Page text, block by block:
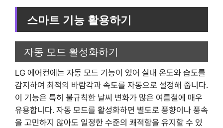
스마트 기능 활용하기
자동 모드 활성화하기
LG 에어컨에는 자동 모드 기능이 있어 실내 온도와 습도를
감지하여 최적의 바람각과 속도를 자동으로 설정해 줍니다.
이 기능은 특히 불규칙한 날씨 변화가 많은 여름철에 매우
유용합니다. 자동 모드를 활성화하면 별도로 풍향이나 풍속
을 고민하지 않아도 일정한 수준의 쾌적함을 유지할 수 있